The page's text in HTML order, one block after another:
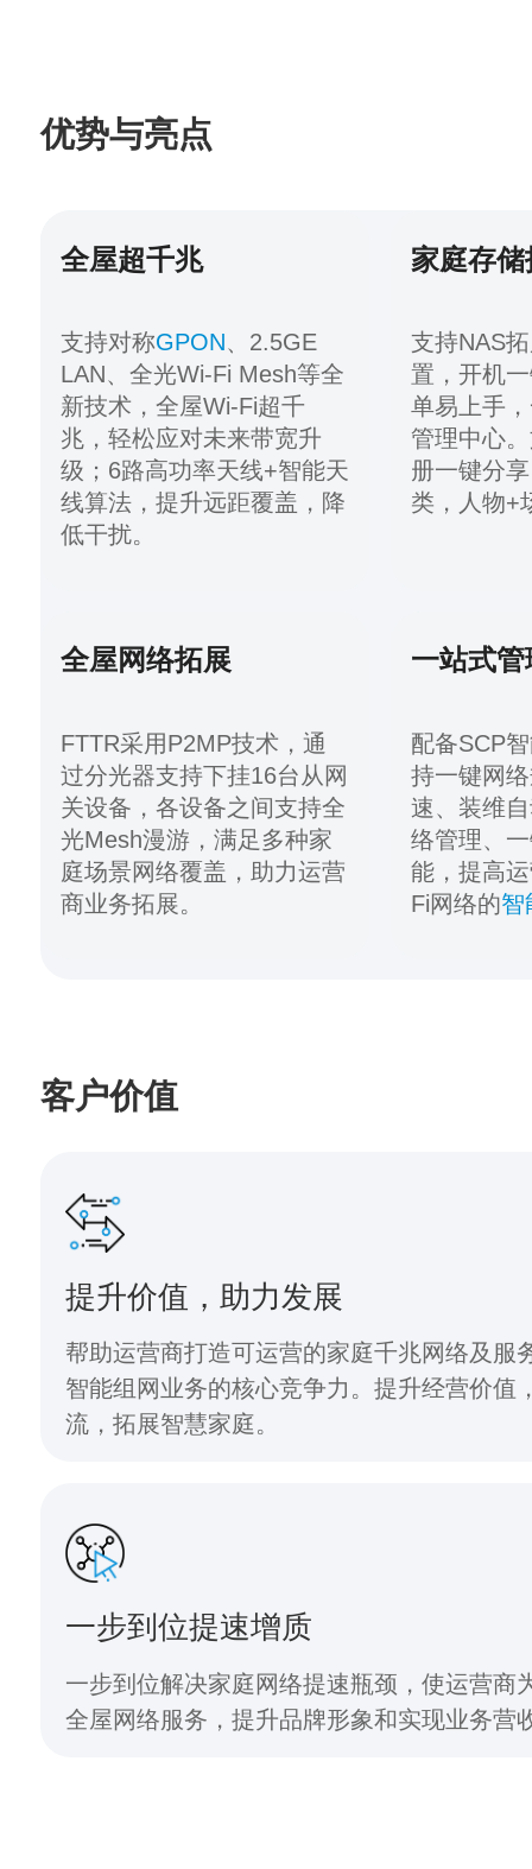
优势与亮点
全屋超千兆
支持对称GPON、2.5GE
LAN、全光Wi-Fi Mesh等全
新技术，全屋Wi-Fi超千
兆，轻松应对未来带宽升
级；6路高功率天线+智能天
线算法，提升远距覆盖，降
低干扰。
家庭存储
支持NAS
置，开机
单易上手
管理中心
册一键分
类，人物+
全屋网络拓展
FTTR采用P2MP技术，通
过分光器支持下挂16台从网
关设备，各设备之间支持全
光Mesh漫游，满足多种家
庭场景网络覆盖，助力运营
商业务拓展。
一站式
配备SCP
持一键网
速、装维
络管理、
能，提高
Fi网络的智
客户价值
提升价值，助力发展
帮助运营商打造可运营的家庭千兆网络及服
智能组网业务的核心竞争力。提升经营价值
流，拓展智慧家庭。
一步到位提速增质
一步到位解决家庭网络提速瓶颈，使运营商
全屋网络服务，提升品牌形象和实现业务营